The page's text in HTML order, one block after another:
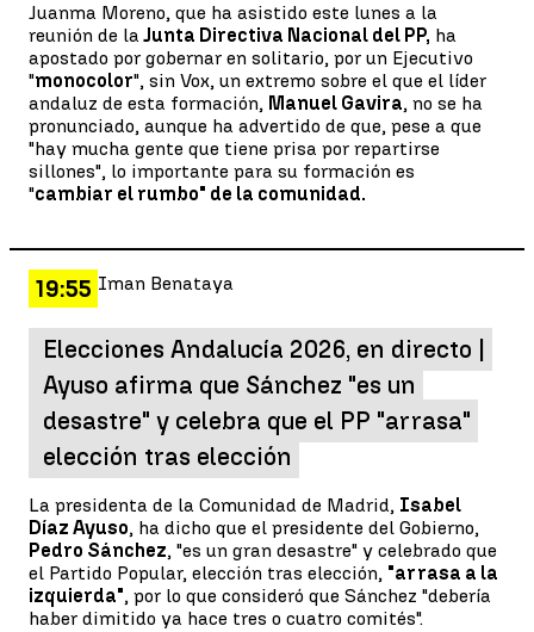
Juanma Moreno, que ha asistido este lunes a la
reunión de la Junta Directiva Nacional del PP, ha
apostado por gobernar en solitario, por un Ejecutivo
"monocolor", sin Vox, un extremo sobre el que el líder
andaluz de esta formación, Manuel Gavira, no se ha
pronunciado, aunque ha advertido de que, pese a que
"hay mucha gente que tiene prisa por repartirse
sillones", lo importante para su formación es
"cambiar el rumbo" de la comunidad.
19:55 Iman Benataya
Elecciones Andalucía 2026, en directo |
Ayuso afirma que Sánchez "es un
desastre" y celebra que el PP "arrasa"
elección tras elección
La presidenta de la Comunidad de Madrid, Isabel
Díaz Ayuso, ha dicho que el presidente del Gobierno,
Pedro Sánchez, "es un gran desastre" y celebrado que
el Partido Popular, elección tras elección, "arrasa a la
izquierda", por lo que consideró que Sánchez "debería
haber dimitido ya hace tres o cuatro comités".